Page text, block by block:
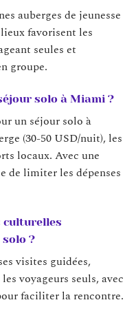
auberges de jeunesse
favorisent les
seules et
groupe.
solo à Miami ?
un séjour solo à
(30-50 USD/nuit), les
locaux. Avec une
de limiter les dépenses
culturelles
solo ?
visites guidées,
voyageurs seuls, avec
faciliter la rencontre.